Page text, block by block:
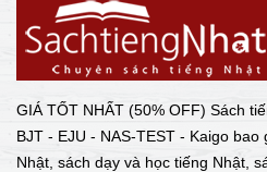
GIÁ TỐT NHẤT (50% OFF) Sách
BJT - EJU - NAS-TEST - Kaigo
Nhật, sách dạy và học tiếng Nhật,